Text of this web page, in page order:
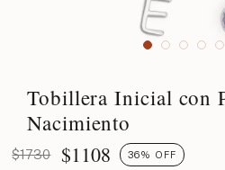
Tobillera Inicial con
Nacimiento
$1730 $1108 36% OFF